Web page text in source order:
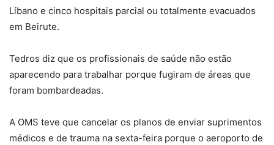
Líbano e cinco hospitais parcial ou totalmente evacuados
em Beirute.
Tedros diz que os profissionais de saúde não estão
aparecendo para trabalhar porque fugiram de áreas que
foram bombardeadas.
A OMS teve que cancelar os planos de enviar suprimentos
médicos e de trauma na sexta-feira porque o aeroporto de